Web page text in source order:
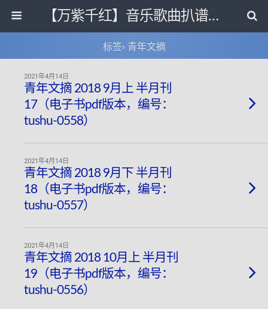
【万紫千红】音乐歌曲扒谱打带和电子书影视剧资源网
标签› 青年文摘
2021年4月14日
青年文摘 2018 9月上 半月刊
17（电子书pdf版本，编号：
tushu-0558）
2021年4月14日
青年文摘 2018 9月下 半月刊
18（电子书pdf版本，编号：
tushu-0557）
2021年4月14日
青年文摘 2018 10月上 半月刊
19（电子书pdf版本，编号：
tushu-0556）